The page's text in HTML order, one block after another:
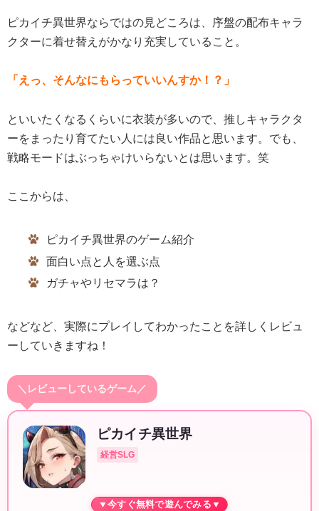
ピカイチ異世界ならではの見どころは、序盤の配布キャラ
クターに着せ替えがかなり充実していること。
「えっ、そんなにもらっていいんすか！？ 」
といいたくなるくらいに衣装が多いので、推しキャラクタ
ーをまったり育てたい人には良い作品と思います。でも、
戦略モードはぶっちゃけいらないとは思います。笑
ここからは、
ピカイチ異世界のゲーム紹介
面白い点と人を選ぶ点
ガチャやリセマラは？
などなど、実際にプレイしてわかったことを詳しくレビュ
ーしていきますね！
＼レビューしているゲーム／
ピカイチ異世界
経営SLG